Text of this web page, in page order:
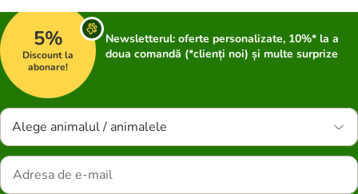
5%
Discount la
abonare!
Newsletterul: oferte personalizate, 10%* la a
doua comandă (*clienți noi) și multe surprize
Alege animalul / animalele